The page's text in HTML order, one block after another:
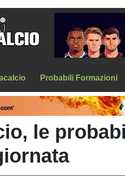
Probabili Formazioni
le